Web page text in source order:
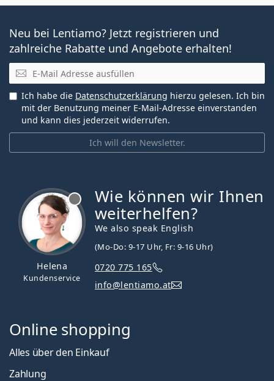
Neu bei Lentiamo? Jetzt registrieren und
zahlreiche Rabatte und Angebote erhalten!
E-Mail
Ich will den Newsletter.
Ich habe die Datenschutzerklärung hierzu gelesen. Ich bin
mit der Benutzung meiner E-Mail-Adresse einverstanden
und kann dies jederzeit widerrufen.
Helena
Kundenservice
Wie können wir Ihnen
weiterhelfen?
We also speak English
(Mo-Do: 9-17 Uhr, Fr: 9-16 Uhr)
0720 775 165
info@lentiamo.at
Online shopping
Alles über den Einkauf
Zahlung